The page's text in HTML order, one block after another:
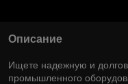
Описание
Ищете надежную и
промышленного